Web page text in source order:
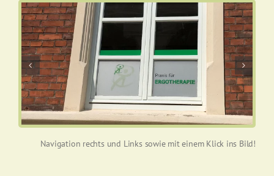
Navigation rechts und Links sowie mit einem Klick ins Bild!